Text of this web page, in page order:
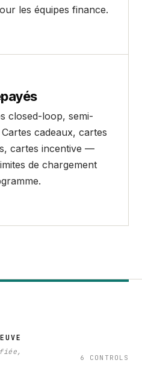
les équipes finance.
closed-loop, semi-
cadeaux, cartes
cartes incentive —
de chargement
6 CONTROLS